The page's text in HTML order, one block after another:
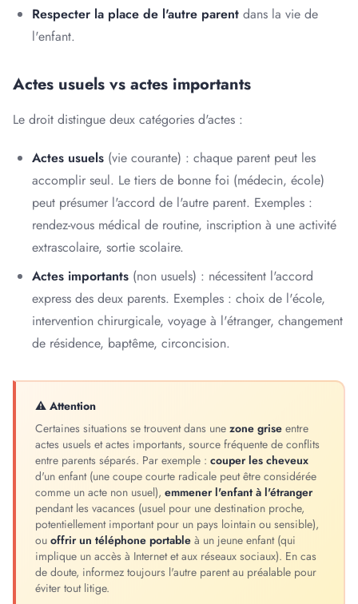
Respecter la place de l'autre parent dans la vie de
l'enfant.
Actes usuels vs actes importants
Le droit distingue deux catégories d'actes :
Actes usuels (vie courante) : chaque parent peut les
accomplir seul. Le tiers de bonne foi (médecin, école)
peut présumer l'accord de l'autre parent. Exemples :
rendez-vous médical de routine, inscription à une activité
extrascolaire, sortie scolaire.
Actes importants (non usuels) : nécessitent l'accord
express des deux parents. Exemples : choix de l'école,
intervention chirurgicale, voyage à l'étranger, changement
de résidence, baptême, circoncision.
⚠ Attention
Certaines situations se trouvent dans une zone grise entre
actes usuels et actes importants, source fréquente de conflits
entre parents séparés. Par exemple : couper les cheveux
d'un enfant (une coupe courte radicale peut être considérée
comme un acte non usuel), emmener l'enfant à l'étranger
pendant les vacances (usuel pour une destination proche,
potentiellement important pour un pays lointain ou sensible),
ou offrir un téléphone portable à un jeune enfant (qui
implique un accès à Internet et aux réseaux sociaux). En cas
de doute, informez toujours l'autre parent au préalable pour
éviter tout litige.